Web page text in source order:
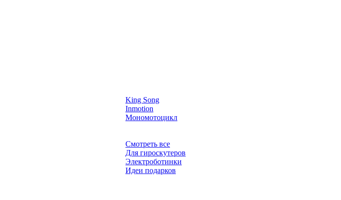
King Song
Inmotion
Мономотоцикл
Смотреть все
Для гироскутеров
Электроботинки
Идеи подарков